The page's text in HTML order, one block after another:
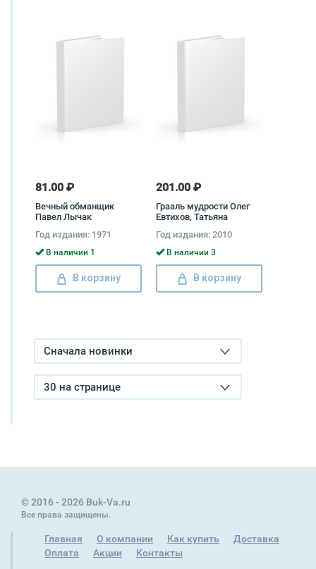
81.00 ₽
Вечный обманщик
Павел Лычак
Год издания: 1971
В наличии 1
В корзину
201.00 ₽
Грааль мудрости Олег
Евтихов, Татьяна
Год издания: 2010
В наличии 3
В корзину
Сначала новинки
30 на странице
© 2016 - 2026 Buk-Va.ru
Все права защищены.
Главная О компании Как купить
Доставка
Оплата
Акции Контакты